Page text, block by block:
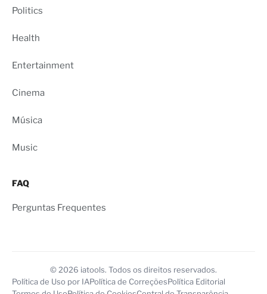
Politics
Health
Entertainment
Cinema
Música
Music
FAQ
Perguntas Frequentes
© 2026 iatools. Todos os direitos reservados.
Política de Uso por IAPolítica de CorreçõesPolítica Editorial